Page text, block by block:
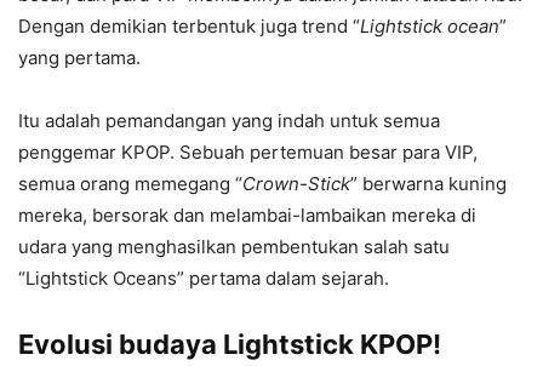
Dengan demikian terbentuk juga trend “Lightstick ocean”
yang pertama.
Itu adalah pemandangan yang indah untuk semua
penggemar KPOP. Sebuah pertemuan besar para VIP,
semua orang memegang “Crown-Stick” berwarna kuning
mereka, bersorak dan melambai-lambaikan mereka di
udara yang menghasilkan pembentukan salah satu
“Lightstick Oceans” pertama dalam sejarah.
Evolusi budaya Lightstick KPOP!